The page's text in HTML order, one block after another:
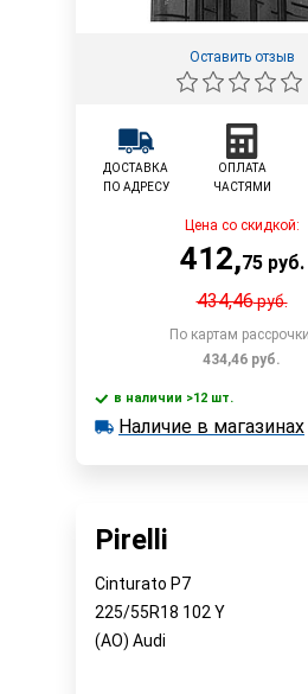
Оставить отзыв
ДОСТАВКА
ПО АДРЕСУ
ОПЛАТА
ЧАСТЯМИ
Цена со скидкой:
412,75руб.
434,46руб.
По картам
434,46 руб.
В
в наличии >12 шт.
в наличии >12 шт.
Наличие в магазинах
Pirelli
Cinturato P7
225/55R18 102 Y
(AO) Audi